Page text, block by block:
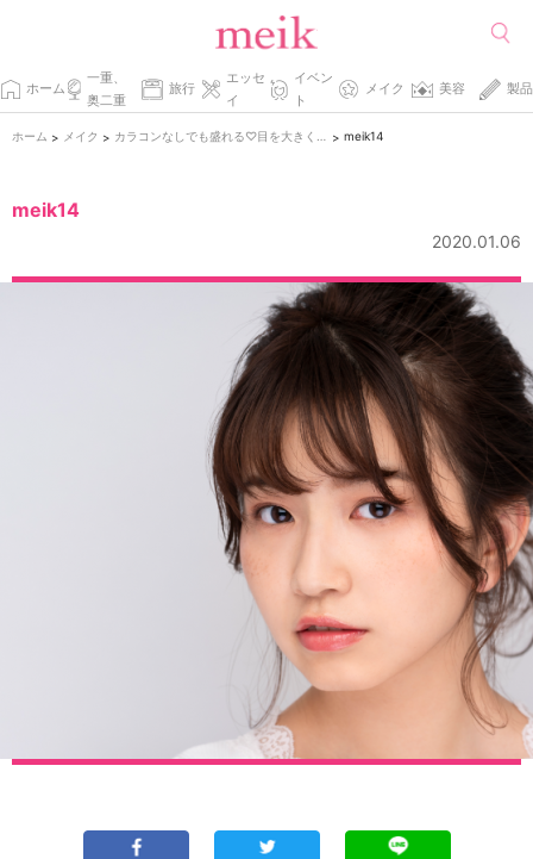
ホーム
一重、
奥二重
旅行
エッセ
イ
イベン
ト
メイク 美容 製品
ホーム > メイク > > meik14
meik14
2020.01.06